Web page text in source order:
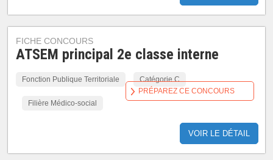
FICHE CONCOURS
ATSEM principal 2e classe interne
Fonction Publique Territoriale Catégorie C
Filière Médico-social
VOIR LE DÉTAIL
PRÉPAREZ CE CONCOURS